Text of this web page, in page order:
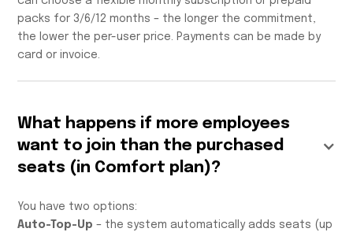
packs for 3/6/12 months – the longer the commitment,
the lower the per-user price. Payments can be made by
card or invoice.
What happens if more employees
want to join than the purchased
seats (in Comfort plan)?
You have two options:
Auto-Top-Up – the system automatically adds seats (up